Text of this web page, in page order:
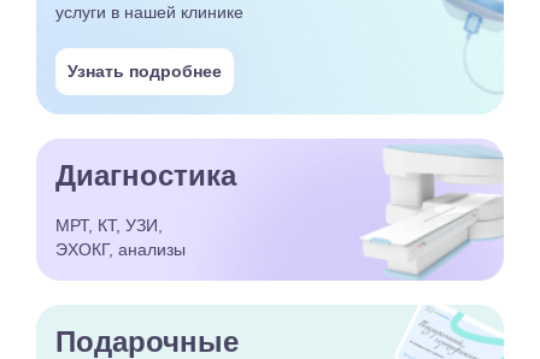
услуги в нашей клинике
Узнать подробнее
Диагностика
МРТ, КТ, УЗИ,
ЭХОКГ, анализы
Подарочные